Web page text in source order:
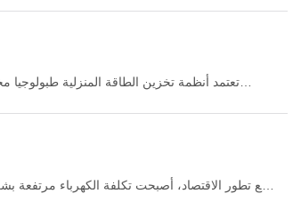
تعتمد أنظمة تخزين الطاقة المنزلية طبولوجيا
مع تطور الاقتصاد، أصبحت تكلفة الكهرباء مرتفعة